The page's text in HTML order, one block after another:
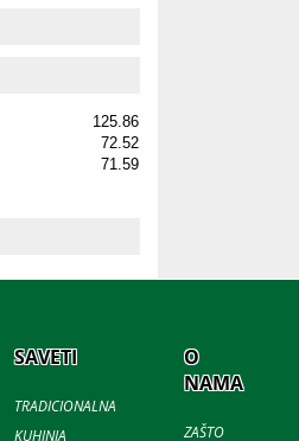
SAVETI
TRADICIONALNA
KUHINJA
O
NAMA
ZAŠTO